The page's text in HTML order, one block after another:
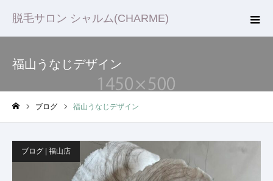
脱毛サロン シャルム(CHARME)
福山うなじデザイン
ブログ 福山うなじデザイン
ブログ | 福山店